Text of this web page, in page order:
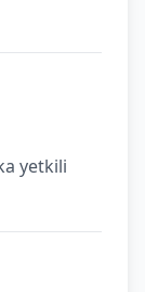
yetkili